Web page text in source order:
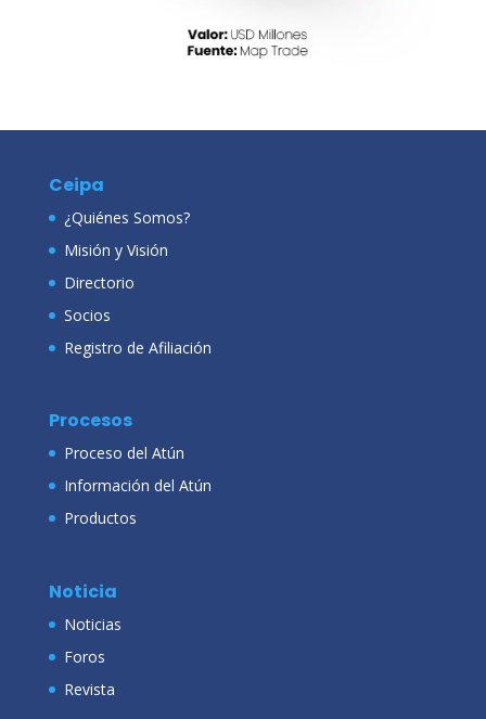
Ceipa
¿Quiénes Somos?
Misión y Visión
Directorio
Socios
Registro de Afiliación
Procesos
Proceso del Atún
Información del Atún
Productos
Noticia
Noticias
Foros
Revista